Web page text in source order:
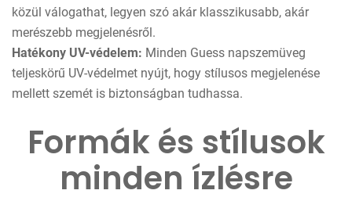
közül válogathat, legyen szó akár klasszikusabb, akár
merészebb megjelenésről.
Hatékony UV-védelem: Minden Guess napszemüveg
teljeskörű UV-védelmet nyújt, hogy stílusos megjelenése
mellett szemét is biztonságban tudhassa.
Formák és stílusok
minden ízlésre